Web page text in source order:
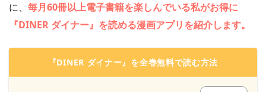
に、 毎月60冊以上電子書籍を楽しんでいる私がお得に
『DINER ダイナー』を読める漫画アプリを紹介します。
『DINER ダイナー』を全巻無料で読む方法